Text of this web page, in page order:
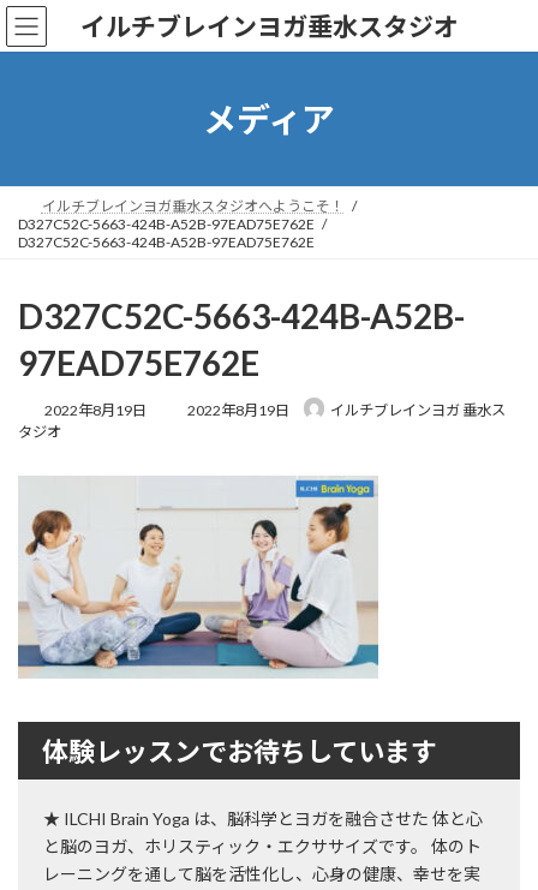
コ
ン
ナ
ビ
イルチブレインヨガ垂水スタジオ
メディア
イルチブレインヨガ垂水スタジオへようこそ！
D327C52C-5663-424B-A52B-97EAD75E762E
D327C52C-5663-424B-A52B-97EAD75E762E
D327C52C-5663-424B-A52B-
97EAD75E762E
2022年8月19日
最
時
2022年8月19日
イルチブレインヨガ 垂水ス
タジオ
体験レッスンでお待ちしています
★ ILCHI Brain Yoga は、脳科学とヨガを融合させた 体と心
と脳のヨガ、ホリスティック・エクササイズです。 体のト
レーニングを通して脳を活性化し、心身の健康、幸せを実